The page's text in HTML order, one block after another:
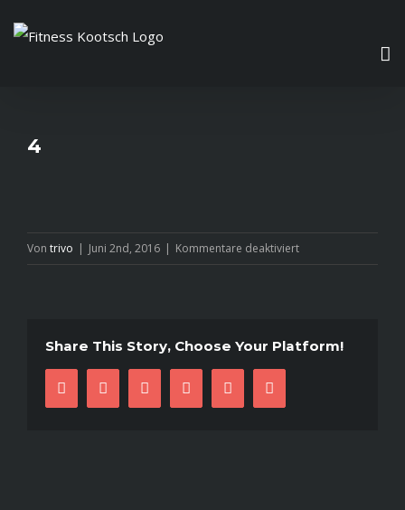
Inhalt
4
Von trivo | Juni 2nd, 2016 | Kommentare deaktiviertfür
4
Share This Story, Choose Your Platform!
facebooktwitter linkedin reddit pinterest
Mail